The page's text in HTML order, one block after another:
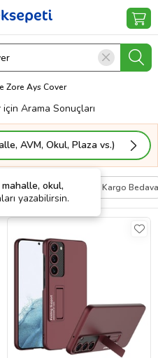
Zore Ays Cover
için Arama Sonuçları
AVM, Okul, Plaza vs.)
mahalle, okul,
yazabilirsin.
Kişiye Özel Kargo Bedava